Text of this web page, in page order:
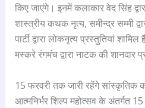
किए जाएंगे। इनमें कलाकार वेद सिंह द्वारा
शास्त्रीय कथक नृत्य, समीन्द्र सम्मी
पार्टी द्वारा लोकनृत्य प्रस्तुतियां
मस्करे रंगमंच द्वारा नाटक की शानदार
15 फरवरी तक जारी रहेंगे सांस्कृतिक
आत्मनिर्भर शिल्प महोत्सव के अंतर्गत